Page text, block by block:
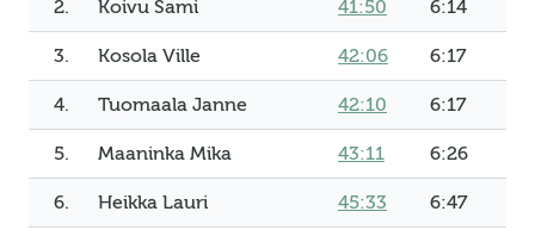
2. Koivu Sami 41:50 6:14
3. Kosola Ville 42:06 6:17
4. Tuomaala Janne 42:10 6:17
5. Maaninka Mika 43:11 6:26
6. Heikka Lauri 45:33 6:47